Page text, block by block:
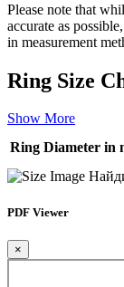
Please note that
accurate as
in measurement
Ring Size
Show More
Ring Diameter in
PDF Viewer
×